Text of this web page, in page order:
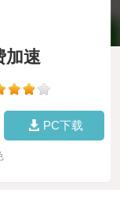
加速
PC下载